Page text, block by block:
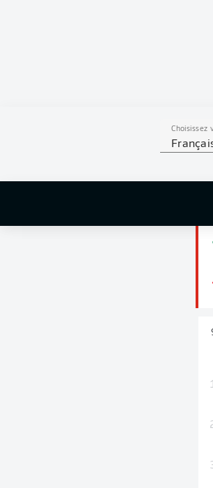
Choisissez